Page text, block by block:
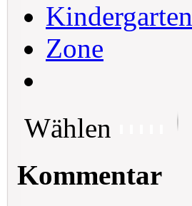
Kindergarten
Zone
Wählen
Kommentar